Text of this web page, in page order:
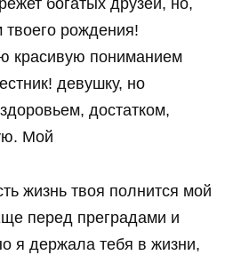
богатых друзей, но,
рождения!
красивую пониманием
девушку, но
достатком,
Мой
жизнь твоя полнится мой
перед преградами и
я держала тебя в жизни,